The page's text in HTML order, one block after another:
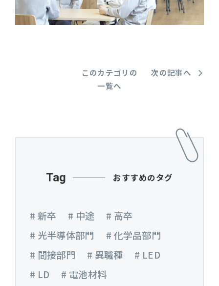
このカテゴリの
一覧へ
次の記事へ
Tag おすすめのタグ
# 新卒 # 中途
# 高卒
# 光半導体部門
# 化学品部門
# 間接部門
# 異職種
# LED
# LD
# 電池材料